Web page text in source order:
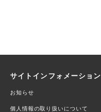
サイトインフォメーション
お知らせ
個人情報の取り扱いについて